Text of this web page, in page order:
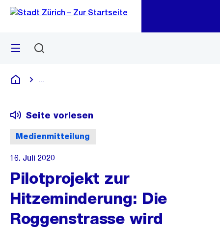
Navigation
Sprunglink
Menü
Deutsch
Medienmitteilung
Seite vorlesen
16. Juli 2020
Pilotprojekt zur
Hitzeminderung: Die
Roggenstrasse wird